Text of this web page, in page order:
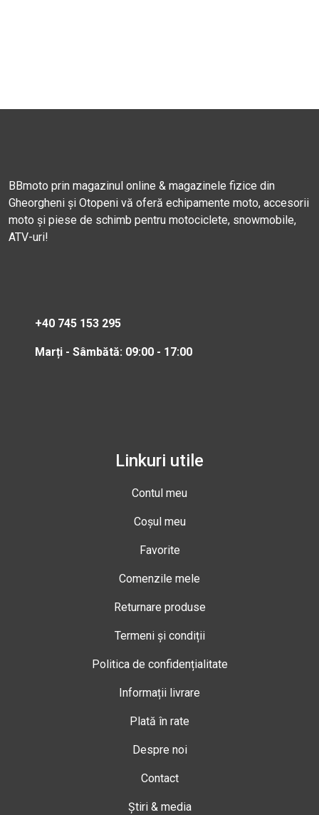
BBmoto prin magazinul online & magazinele fizice din
Gheorgheni și Otopeni vă oferă echipamente moto, accesorii
moto și piese de schimb pentru motociclete, snowmobile,
ATV-uri!
+40 745 153 295
Marți - Sâmbătă: 09:00 - 17:00
Linkuri utile
Contul meu
Coșul meu
Favorite
Comenzile mele
Returnare produse
Termeni și condiții
Politica de confidențialitate
Informații livrare
Plată în rate
Despre noi
Contact
Știri & media